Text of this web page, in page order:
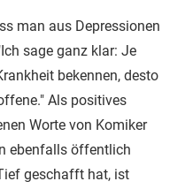
man aus Depressionen
sage ganz klar: Je
bekennen, desto
Als positives
Worte von Komiker
ebenfalls öffentlich
geschafft hat, ist